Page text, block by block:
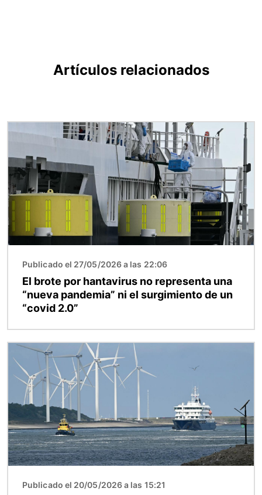
Artículos relacionados
Imagen
Publicado el 27/05/2026 a las 22:06
El brote por hantavirus no representa una
“nueva pandemia” ni el surgimiento de un
“covid 2.0”
Imagen
Publicado el 20/05/2026 a las 15:21